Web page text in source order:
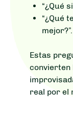
“¿Qué
“¿Qué
mejor?”.
Estas
convierten
real por el